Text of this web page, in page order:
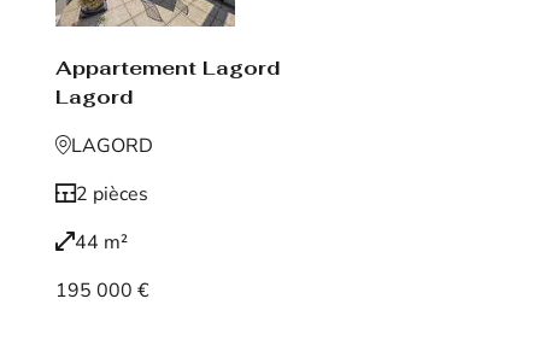
Appartement Lagord
Lagord
LAGORD
2 pièces
44 m²
195 000 €